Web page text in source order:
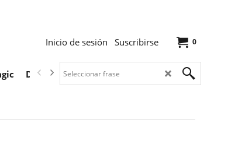
0
Inicio de sesión Suscribirse
Descargas